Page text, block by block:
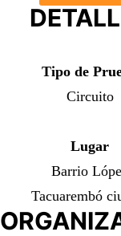
Tipo de
Circuito
Lugar
Barrio
Tacuarembó